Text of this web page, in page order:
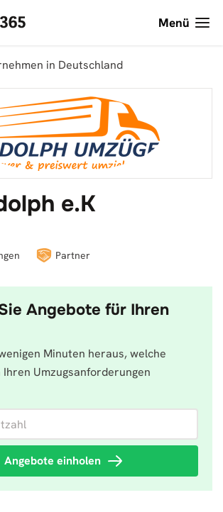
Menü
in Deutschland
e.K
Partner
Angebote für Ihren
Minuten heraus, welche
Umzugsanforderungen
Angebote einholen